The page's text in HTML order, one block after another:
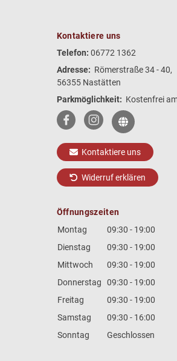
Kontaktiere uns
Telefon: 06772 1362
Adresse: Römerstraße 34 - 40,
56355 Nastätten
Parkmöglichkeit: Kostenfrei
Kontaktiere uns
Widerruf erklären
Öffnungszeiten
Montag
09:30 - 19:00
Dienstag
09:30 - 19:00
Mittwoch
09:30 - 19:00
Donnerstag
09:30 - 19:00
Freitag
09:30 - 19:00
Samstag
09:30 - 16:00
Sonntag
Geschlossen